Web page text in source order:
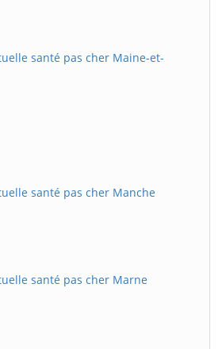
santé pas cher Maine-et-
santé pas cher Manche
santé pas cher Marne